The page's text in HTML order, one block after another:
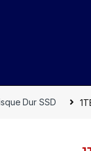
Dur SSD